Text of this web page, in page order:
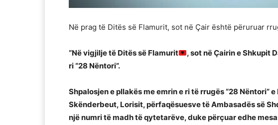
Në prag të Ditës së Flamurit, sot në Çair është përuruar
“Në vigjilje të Ditës së Flamurit
, sot në Çairin e Shkupit
ri “28 Nëntori”.
Shpalosjen e pllakës me emrin e ri të rrugës “28 Nëntori”
Skënderbeut, Lorisit, përfaqësuesve të Ambasadës së
një numri të madh të qytetarëve, duke përçuar edhe